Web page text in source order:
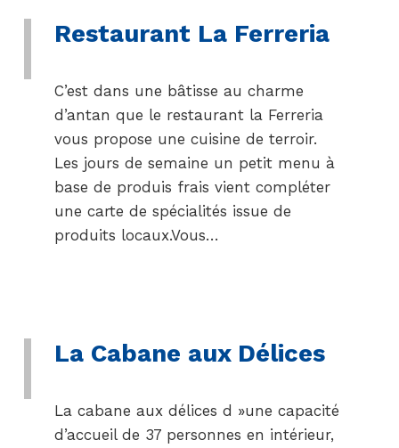
Restaurant La Ferreria
C’est dans une bâtisse au charme
d’antan que le restaurant la Ferreria
vous propose une cuisine de terroir.
Les jours de semaine un petit menu à
base de produis frais vient compléter
une carte de spécialités issue de
produits locaux.Vous…
La Cabane aux Délices
La cabane aux délices d »une capacité
d’accueil de 37 personnes en intérieur,